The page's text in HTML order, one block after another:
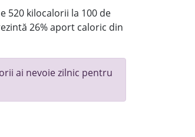
520 kilocalorii la 100 de
26% aport caloric din
ai nevoie zilnic pentru